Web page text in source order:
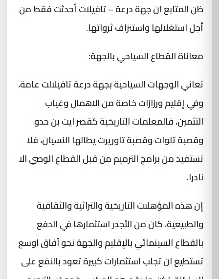
ظن المتابع ان جهة درعة – تافيلات أحدثت فقط من
أجل استغلالها واستنزاف ثرواتها.
معاناة القطاع السياحي بالجهة:
تعاني الوجهات السياحية بجهة درعة تافيلالت عامة،
وفي إقليم ورزازات خاصة من الاهمال وغياب
التثمين، فالمعلمات التاريخية كقصر ايت بن حدو
وقصبة تلوات وقصبة تاوريرت يطالها النسيان، فلا
تستفيد من برامج الترميم من قبل القطاع الوصي الا
نادرا.
إن هذه المؤهلات التاريخية والتراثية والثقافية
والطبيعية، كان من الأجدر استثمارها في الدفع
بالقطاع السينمائي بالإقليم والجهة نحو آفاق اوسع
تستطيع ان تجلب استثمارات كبيرة تعود بالنفع على